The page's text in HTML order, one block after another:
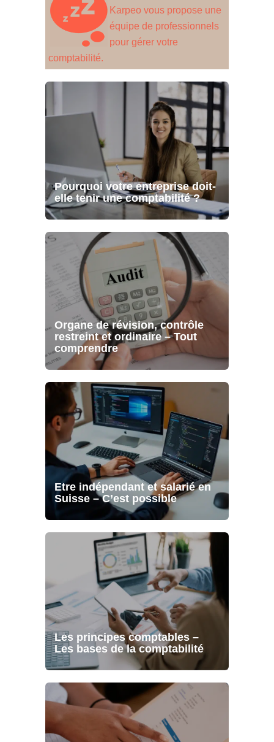
Karpeo vous propose une
équipe de professionnels
pour gérer votre
comptabilité.
Pourquoi votre entreprise doit-
elle tenir une comptabilité ?
Organe de révision, contrôle
restreint et ordinaire – Tout
comprendre
Etre indépendant et salarié en
Suisse – C’est possible
Les principes comptables –
Les bases de la comptabilité